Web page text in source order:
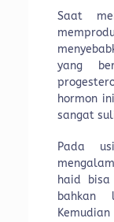
Saat
yang
hormon
sangat
Pada
haid
bahkan